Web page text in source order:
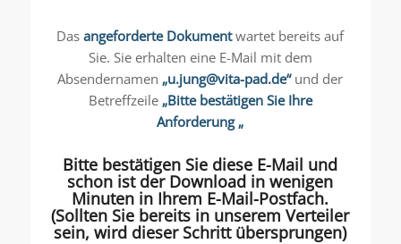
Dasangeforderte Dokumentwartet bereits auf
Sie. Sie erhalten eine E-Mail mit dem
Absendernamen „u.jung@vita-pad.de“und der
Betreffzeile „Bitte bestätigen Sie Ihre
Anforderung „
Bitte bestätigen Sie diese E-Mail und
schon ist der Download in wenigen
Minuten in Ihrem E-Mail-Postfach.
(Sollten Sie bereits in unserem Verteiler
sein, wird dieser Schritt übersprungen)